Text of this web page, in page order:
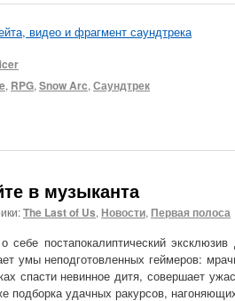
видео и фрагмент саундтрека
, RPG, Snow Arc, Саундтрек
в музыканта
The Last of Us, Новости, Первая полоса
себе постапокалиптический
умы неподготовленных геймеров:
спасти невинное дитя, совершает
подборка удачных ракурсов,